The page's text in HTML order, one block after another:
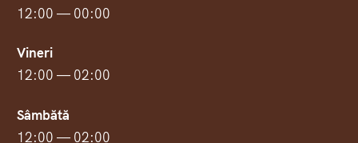
12:00 — 00:00
Vineri
12:00 — 02:00
Sâmbătă
12:00 — 02:00